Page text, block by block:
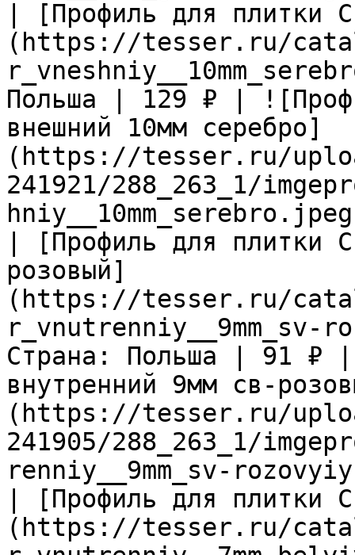
| [Профиль для плитки
(https://tesser.ru/
Польша | 129 ₽ |
внешний 10мм серебро]
(https://tesser.ru/
241921/288_263_1/
| [Профиль для плитки
розовый]
(https://tesser.ru/
Страна: Польша | 91 ₽ |
внутренний 9мм св-
(https://tesser.ru/
241905/288_263_1/
renniy__9mm_sv-
| [Профиль для плитки
(https://tesser.ru/